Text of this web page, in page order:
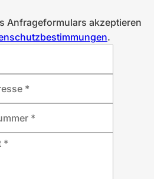
Anfrageformulars akzeptieren
.